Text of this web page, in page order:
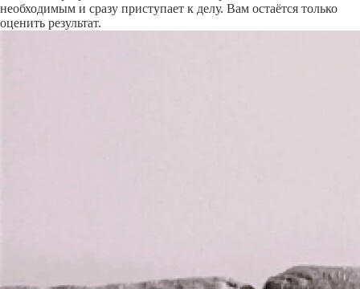
необходимым и сразу приступает к делу. Вам остаётся только
оценить результат.